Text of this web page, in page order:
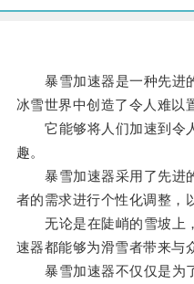
暴雪加速器是一种先进
冰雪世界中创造了令人难以
它能够将人们加速到令
趣。
暴雪加速器采用了先进
者的需求进行个性化调整，
无论是在陡峭的雪坡上
速器都能够为滑雪者带来与
暴雪加速器不仅仅是为